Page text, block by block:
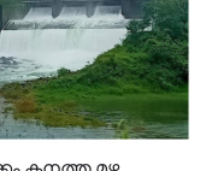
കനത്ത മഴ